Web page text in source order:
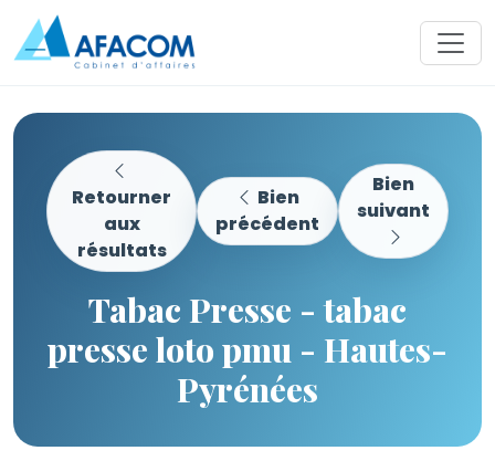
Retourner
aux
résultats
Bien
précédent
Bien
suivant
Tabac Presse - tabac
presse loto pmu - Hautes-
Pyrénées